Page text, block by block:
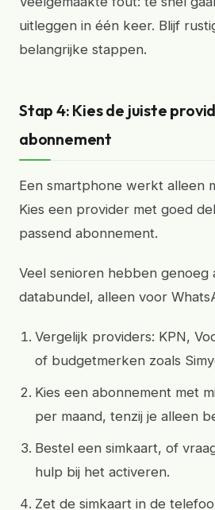
uitleggen in één keer. Blijf
belangrijke stappen.
Stap 4: Kies de juiste
abonnement
Een smartphone werkt alleen
Kies een provider met goed
passend abonnement.
Veel senioren hebben
databundel, alleen voor
Vergelijk providers: KPN,
of budgetmerken zoals
Kies een abonnement met
per maand, tenzij je alleen
Bestel een simkaart, of
hulp bij het activeren.
Zet de simkaart in de